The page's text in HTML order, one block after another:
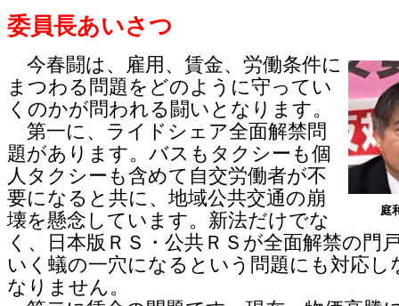
委員長あいさつ
庭
今春闘は、雇用、賃金、労働条件に
まつわる問題をどのように守ってい
くのかが問われる闘いとなります。
第一に、ライドシェア全面解禁問
題があります。バスもタクシーも個
人タクシーも含めて自交労働者が不
要になると共に、地域公共交通の崩
壊を懸念しています。新法だけでな
く、日本版ＲＳ・公共ＲＳが全面解禁の門
いく蟻の一穴になるという問題にも対応し
なりません。